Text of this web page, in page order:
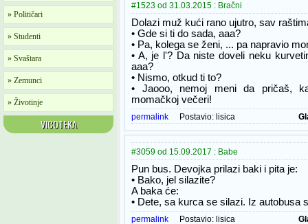
» Političari
» Studenti
» Svaštara
» Zemunci
» Životinje
VICOTEKA
#1523 od 31.03.2015 : Bračni
Dolazi muž kući rano ujutro, sav
• Gde si ti do sada, aaa?
• Pa, kolega se ženi, ... pa napravio
• A, je l'? Da niste doveli neku
aaa?
• Nismo, otkud ti to?
• Jaooo, nemoj meni da pričaš,
momačkoj večeri!
permalink Postavio: lisica
#3059 od 15.09.2017 : Babe
Pun bus. Devojka prilazi baki i pita je:
• Bako, jel silazite?
A baka će:
• Dete, sa kurca se silazi. Iz autobusa
permalink Postavio: lisica